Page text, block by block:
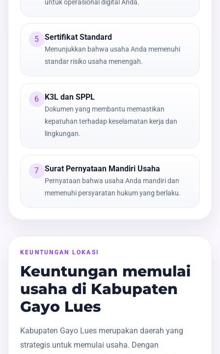
untuk operasional digital Anda.
5 Sertifikat Standard
Menunjukkan bahwa usaha Anda memenuhi
standar risiko usaha menengah.
6 K3L dan SPPL
Dokumen yang membantu memastikan
kepatuhan terhadap keselamatan kerja dan
lingkungan.
7 Surat Pernyataan Mandiri Usaha
Pernyataan bahwa usaha Anda mandiri dan
memenuhi persyaratan hukum yang berlaku.
KEUNTUNGAN LOKASI
Keuntungan memulai
usaha di Kabupaten
Gayo Lues
Kabupaten Gayo Lues merupakan daerah yang
strategis untuk memulai usaha. Dengan